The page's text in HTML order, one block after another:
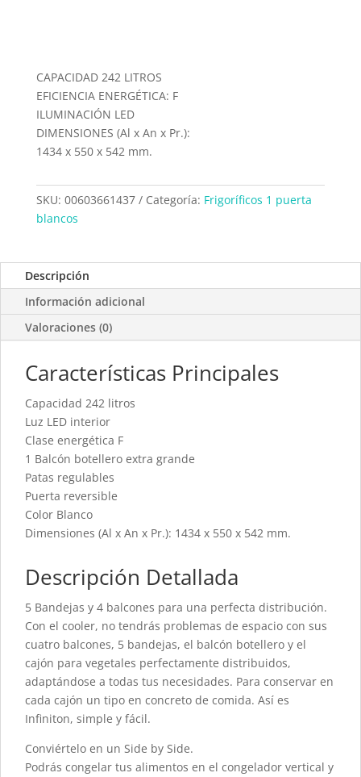
CAPACIDAD 242 LITROS
EFICIENCIA ENERGÉTICA: F
ILUMINACIÓN LED
DIMENSIONES (Al x An x Pr.):
1434 x 550 x 542 mm.
SKU: 00603661437 Categoría: Frigoríficos 1 puerta
blancos
Descripción
Información adicional
Valoraciones (0)
Características Principales
Capacidad 242 litros
Luz LED interior
Clase energética F
1 Balcón botellero extra grande
Patas regulables
Puerta reversible
Color Blanco
Dimensiones (Al x An x Pr.): 1434 x 550 x 542 mm.
Descripción Detallada
5 Bandejas y 4 balcones para una perfecta distribución.
Con el cooler, no tendrás problemas de espacio con sus
cuatro balcones, 5 bandejas, el balcón botellero y el
cajón para vegetales perfectamente distribuidos,
adaptándose a todas tus necesidades. Para conservar en
cada cajón un tipo en concreto de comida. Así es
Infiniton, simple y fácil.
Conviértelo en un Side by Side.
Podrás congelar tus alimentos en el congelador vertical y